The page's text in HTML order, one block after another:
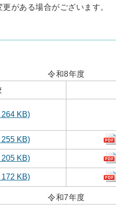
がある場合がございます。
令和8年度
KB)
KB)
KB)
KB)
令和7年度